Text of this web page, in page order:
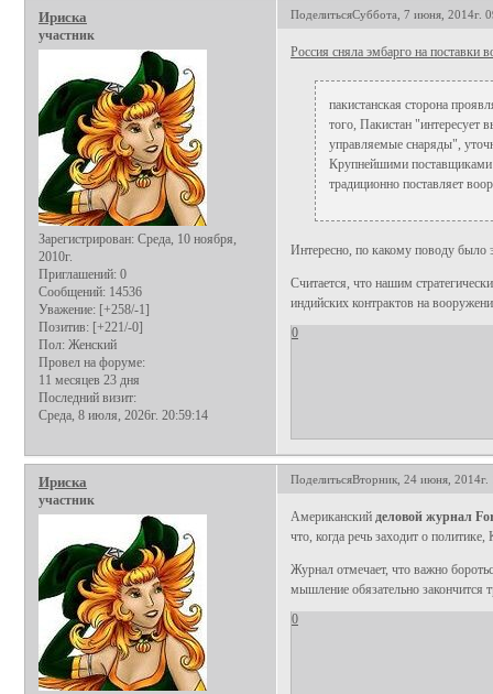
ПоделитьсяСуббота, 7 июня, 2014г.
Ириска
участник
Зарегистрирован: Среда, 10 ноября,
2010г.
Приглашений: 0
Сообщений: 14536
Уважение: [+258/-1]
Позитив: [+221/-0]
Пол: Женский
Провел на форуме:
11 месяцев 23 дня
Последний визит:
Среда, 8 июля, 2026г. 20:59:14
Россия сняла эмбарго на поставки
пакистанская сторона
того, Пакистан "интересует
управляемые снаряды",
Крупнейшими
традиционно поставляет
Интересно, по какому поводу было
Считается, что нашим
индийских контрактов на
0
ПоделитьсяВторник, 24 июня, 2014г.
Ириска
участник
Американский деловой журнал
что, когда речь заходит о
Журнал отмечает, что важно
мышление обязательно закончится
0